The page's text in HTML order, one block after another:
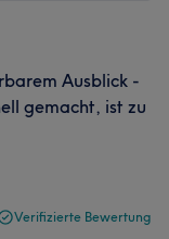
Ausblick -
gemacht, ist zu
Verifizierte Bewertung